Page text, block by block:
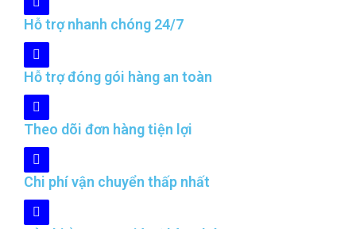
Hỗ trợ nhanh chóng 24/7
Hỗ trợ đóng gói hàng an toàn
Theo dõi đơn hàng tiện lợi
Chi phí vận chuyển thấp nhất